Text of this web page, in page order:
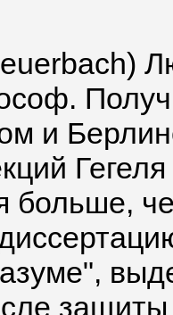
и
больше,
защиты